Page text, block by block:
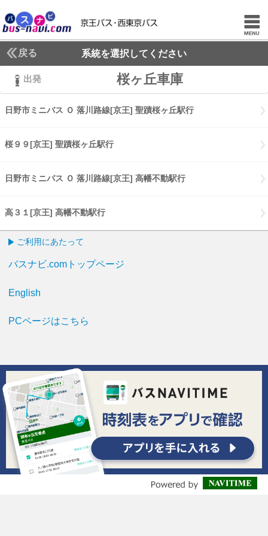
戻る 系統を選択してください
出発 桜ヶ丘車庫
日野市ミニバス Ｏ 落川路線[京王] 聖蹟桜ヶ丘駅行
桜９９[京王] 聖蹟桜ヶ丘駅行
日野市ミニバス Ｏ 落川路線[京王] 高幡不動駅行
高３１[京王] 高幡不動駅行
ご利用にあたって
バスナビ.comトップページ
English
PCページはこちら